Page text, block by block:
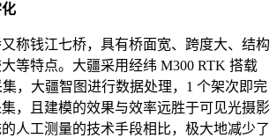
钱江七桥，具有桥面宽、跨度大、结构
等特点。大疆采用经纬 M300 RTK 搭载
，大疆智图进行数据处理，1 个架次即完
，且建模的效果与效率远胜于可见光摄影
人工测量的技术手段相比，极大地减少了